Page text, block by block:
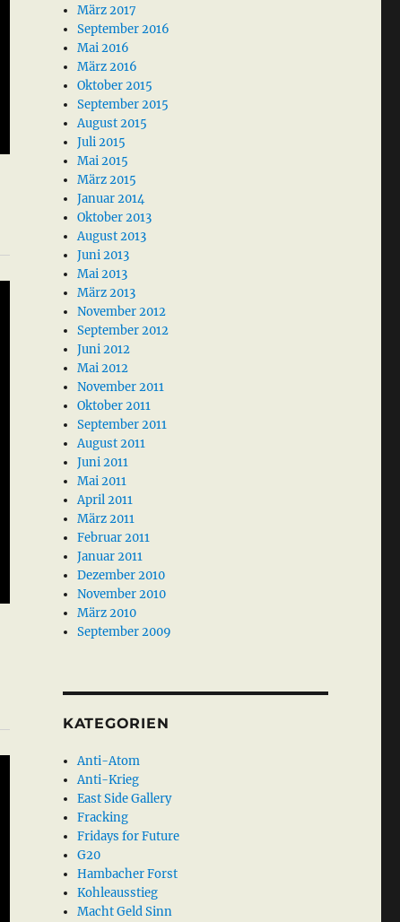
März 2017
September 2016
Mai 2016
März 2016
Oktober 2015
September 2015
August 2015
Juli 2015
Mai 2015
März 2015
Januar 2014
Oktober 2013
August 2013
Juni 2013
Mai 2013
März 2013
November 2012
September 2012
Juni 2012
Mai 2012
November 2011
Oktober 2011
September 2011
August 2011
Juni 2011
Mai 2011
April 2011
März 2011
Februar 2011
Januar 2011
Dezember 2010
November 2010
März 2010
September 2009
KATEGORIEN
Anti-Atom
Anti-Krieg
East Side Gallery
Fracking
Fridays for Future
G20
Hambacher Forst
Kohleausstieg
Macht Geld Sinn